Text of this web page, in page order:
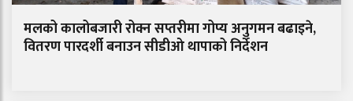
मलको कालोबजारी रोक्न सप्तरीमा गोप्य अनुगमन बढाइने,
वितरण पारदर्शी बनाउन सीडीओ थापाको निर्देशन